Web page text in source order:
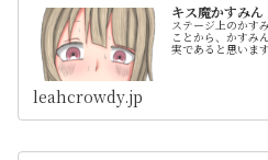
キス魔かすみん
ステージ上のかす
ことから、かすみ
実であると思いま
leahcrowdy.jp